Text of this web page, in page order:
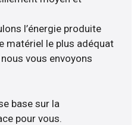
l’énergie produite
matériel le plus adéquat
vous envoyons
base sur la
pour vous.